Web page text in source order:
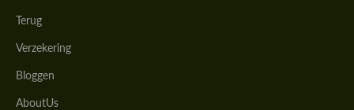
Terug
Verzekering
Bloggen
AboutUs